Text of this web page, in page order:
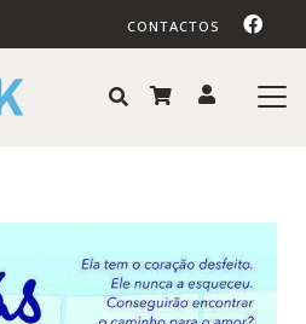
CONTACTOS